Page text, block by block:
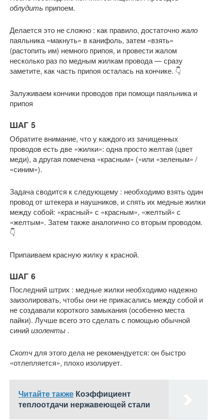
облудить припоем.
Делается это не сложно : как правило, достаточножало
паяльника «макнуть» в канифоль, затем «взять»
(растопить им) немного припоя, и провести жалом
несколько раз по медным жилкам провода — сразу
заметите, как часть припоя осталась на кончике. 👇
Залуживаем кончики проводов при помощи паяльника и
припоя
ШАГ 5
Обратите внимание, что у каждого из зачищенных
проводов есть две «жилки»: одна просто желтая (цвет
меди), а другая помечена «красным» («или «зеленым» /
«синим»).
Задача сводится к следующему : необходимо взять один
провод от штекера и наушников, и спять их медные жилки
между собой: «красный» с «красным», «желтый» с
«желтым». Затем также аналогично со вторым проводом.
👇
Припаиваем красную жилку к красной.
ШАГ 6
Последний штрих : медные жилки необходимо надежно
заизолировать, чтобы они не прикасались между собой и
не создавали короткого замыкания (особенно места
пайки). Лучше всего это сделать с помощью обычной
синийизоленты .
Скотч для этого дела не рекомендуется: он быстро
«отлепляется», плохо изолирует.
Читайте также Коэффициент
теплоотдачи нержавеющей стали